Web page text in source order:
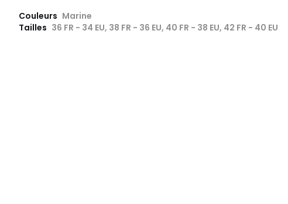
Couleurs Marine
Tailles 36 FR - 34 EU, 38 FR - 36 EU, 40 FR - 38 EU, 42 FR - 40 EU